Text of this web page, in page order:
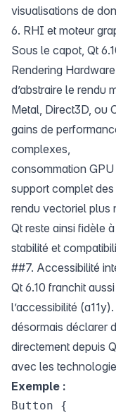
visualisations de
6. RHI et moteur
Sous le capot, Qt
Rendering
d’abstraire le rendu
Metal, Direct3D, ou
gains de
complexes,
consommation GPU
support complet
rendu vectoriel plus
Qt reste ainsi fidèle
stabilité et
##7. Accessibilité
Qt 6.10 franchit
l’accessibilité
désormais déclarer
directement depuis
avec les
Exemple :
Button {